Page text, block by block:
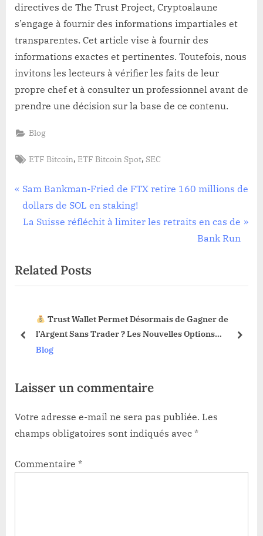
directives de The Trust Project, Cryptoalaune
s’engage à fournir des informations impartiales et
transparentes. Cet article vise à fournir des
informations exactes et pertinentes. Toutefois, nous
invitons les lecteurs à vérifier les faits de leur
propre chef et à consulter un professionnel avant de
prendre une décision sur la base de ce contenu.
Blog
Tags:
ETF Bitcoin,ETF Bitcoin Spot, SEC
Navigation
de
P
r
e
o
u
o
:
Sam Bankman-Fried de FTX retire 160 millions de
dollars de SOL en staking!
N
t
P
t
La Suisse réfléchit à limiter les retraits en cas de
Bank Run
Related Posts
Trust Wallet Permet Désormais de Gagner de
l’Argent Sans Trader ? Les Nouvelles Options
Dévoilées !
Blog
prev next
Laisser un commentaire
Votre adresse e-mail ne sera pas publiée. Les
champs obligatoires sont indiqués avec *
Commentaire *